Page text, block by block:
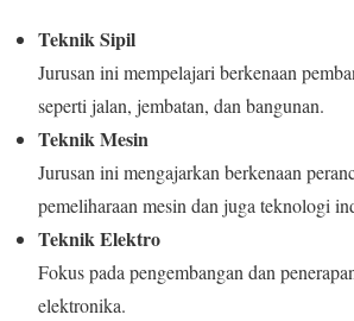
Teknik Sipil
Jurusan ini mempelajari berkenaan
seperti jalan, jembatan, dan bangunan.
Teknik Mesin
Jurusan ini mengajarkan berkenaan
pemeliharaan mesin dan juga teknologi
Teknik Elektro
Fokus pada pengembangan dan
elektronika.